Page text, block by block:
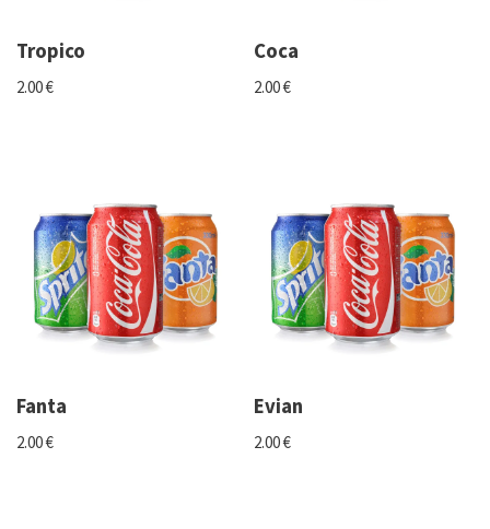
Tropico
2.00€
Coca
2.00€
Fanta
2.00€
Evian
2.00€